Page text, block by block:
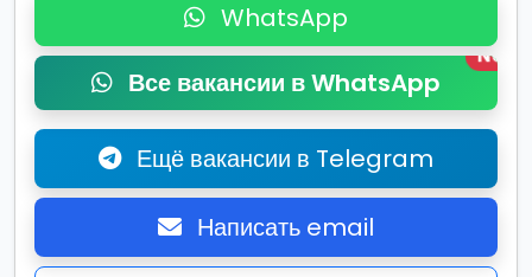
WhatsApp
Все вакансии в WhatsApp
New
Ещё вакансии в Telegram
Написать email